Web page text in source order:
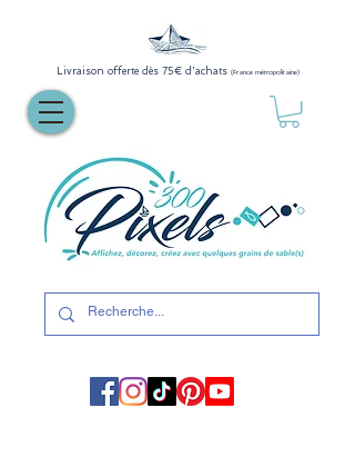
Livraison offerte dès 75€ d'achats (France métropolitaine)